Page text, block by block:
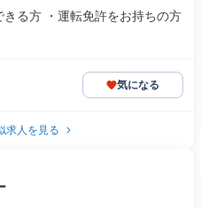
る方 ・運転免許をお持ちの方
気になる
求人を見る